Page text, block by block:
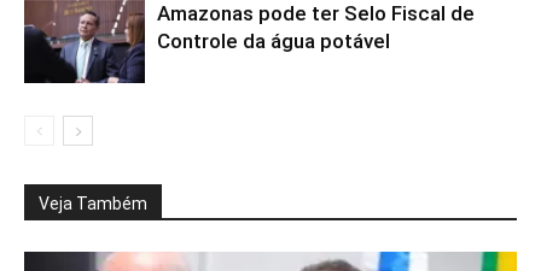
Amazonas pode ter Selo Fiscal de
Controle da água potável
Veja Também